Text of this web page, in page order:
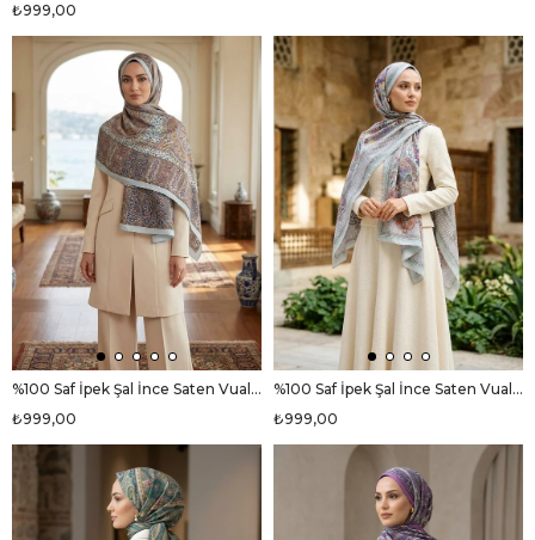
₺999,00
%100 Saf İpek Şal İnce Saten Vual Dokuma Etnik Desenli Bebe Mavisi - Pudra Renkli 90x210 Şal
₺999,00
%100 Saf İpek Şal İnce Saten Vual Dokuma Etro Desenli Gri - Nar Çiçeği Renkli 90x210 Şal
₺999,00